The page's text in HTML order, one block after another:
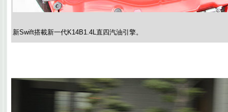
新Swift搭載新一代K14B1.4L直四汽油引擎。